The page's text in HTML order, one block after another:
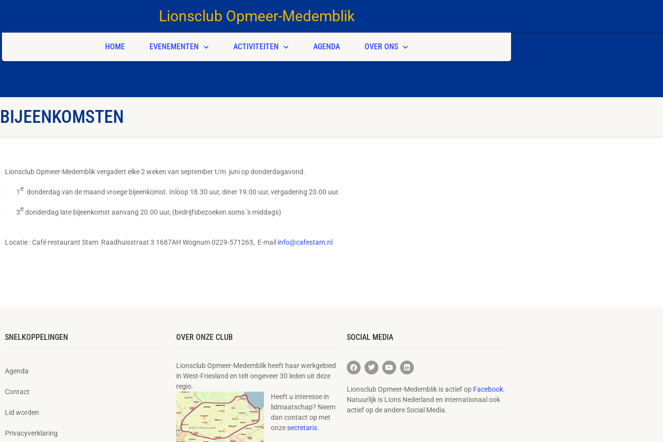
Lionsclub Opmeer-Medemblik
HOME EVENEMENTEN ACTIVITEITEN AGENDA OVER ONS
BIJEENKOMSTEN
Lionsclub Opmeer-Medemblik vergadert elke 2 weken van september t/m juni op donderdagavond.
· 1e donderdag van de maand vroege bijeenkomst. Inloop 18.30 uur, diner 19.00 uur, vergadering 20.00 uur.
· 3edonderdag late bijeenkomst aanvang 20.00 uur, (bedrijfsbezoeken soms ’s middags)
Locatie :Café restaurant Stam Raadhuisstraat 3 1687AH Wognum 0229-571263, E-mail info@cafestam.nl
SNELKOPPELINGEN
Agenda
Contact
Lid worden
Privacyverklaring
OVER ONZE CLUB
Lionsclub Opmeer-Medemblik heeft haar werkgebied
in West-Friesland en telt ongeveer 30 leden uit deze
regio.
Heeft u interesse in
lidmaatschap? Neem
dan contact op met
onzesecretaris.
SOCIAL MEDIA
Lionsclub Opmeer-Medemblik is actief op Facebook.
Natuurlijk is Lions Nederland en internationaal ook
actief op de andere Social Media.